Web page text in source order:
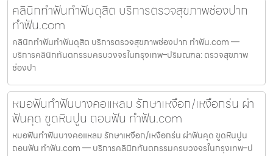
คลินิกทำฟันทำฟันดุสิต บริการตรวจสุขภาพช่องปาก
ทำฟัน.com
คลินิกทำฟันทำฟันดุสิต บริการตรวจสุขภาพช่องปาก ทำฟัน.com —
บริการคลินิกทันตกรรมครบวงจรในกรุงเทพ–ปริมณฑล: ตรวจสุขภาพ
ช่องปา
หมอฟันทำฟันบางคอแหลม รักษาเหงือก/เหงือกร่น ผ่า
ฟันคุด ขูดหินปูน ถอนฟัน ทำฟัน.com
หมอฟันทำฟันบางคอแหลม รักษาเหงือก/เหงือกร่น ผ่าฟันคุด ขูดหินปูน
ถอนฟัน ทำฟัน.com — บริการคลินิกทันตกรรมครบวงจรในกรุงเทพ–ป